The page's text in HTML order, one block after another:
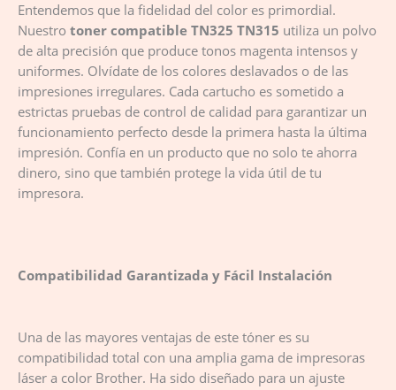
Entendemos que la fidelidad del color es primordial.
Nuestro toner compatible TN325 TN315 utiliza un polvo
de alta precisión que produce tonos magenta intensos y
uniformes. Olvídate de los colores deslavados o de las
impresiones irregulares. Cada cartucho es sometido a
estrictas pruebas de control de calidad para garantizar un
funcionamiento perfecto desde la primera hasta la última
impresión. Confía en un producto que no solo te ahorra
dinero, sino que también protege la vida útil de tu
impresora.
Compatibilidad Garantizada y Fácil Instalación
Una de las mayores ventajas de este tóner es su
compatibilidad total con una amplia gama de impresoras
láser a color Brother. Ha sido diseñado para un ajuste